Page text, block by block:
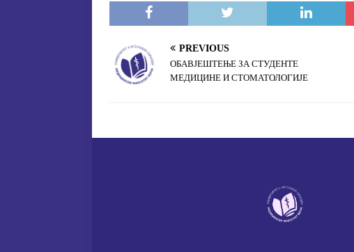
PREVIOUS
ОБАВЈЕШТЕЊЕ ЗА СТУДЕНТЕ
МЕДИЦИНЕ И СТОМАТОЛОГИЈЕ